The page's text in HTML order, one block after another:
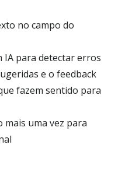
no campo do
IA para detectar erros
e o feedback
fazem sentido para
mais uma vez para